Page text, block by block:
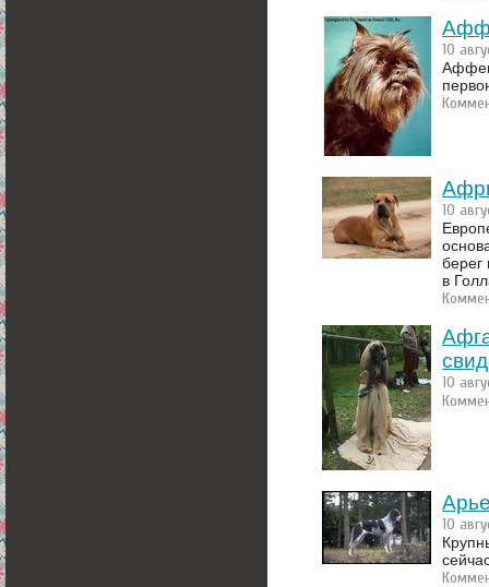
10
10
берег
в
10
10